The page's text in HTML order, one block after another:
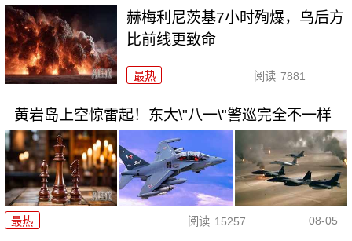
赫梅利尼茨基7小时殉爆，乌后方
比前线更致命
最热 阅读 7881
黄岩岛上空惊雷起！东大\"八一\"警巡完全不一样
最热 阅读 15257 08-05